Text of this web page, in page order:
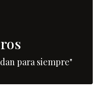
para siempre"